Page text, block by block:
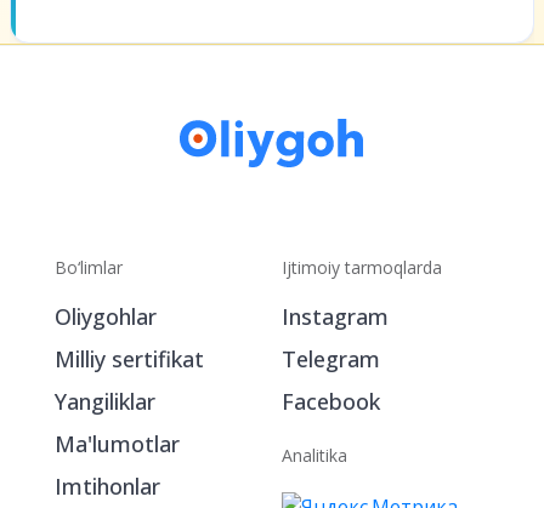
Bo‘limlar
Oliygohlar
Milliy sertifikat
Yangiliklar
Ma'lumotlar
Imtihonlar
Ijtimoiy tarmoqlarda
Instagram
Telegram
Facebook
Analitika